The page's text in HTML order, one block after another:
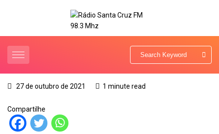
27 de outubro de 2021 1 minute read
Compartilhe